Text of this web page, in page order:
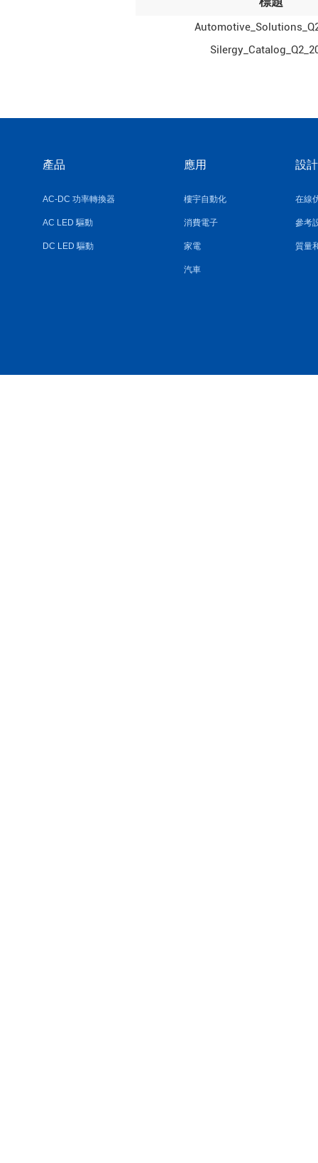
產品
AC-DC 功率轉換器
AC LED 驅動
DC LED 驅動
應用
樓宇自動化
消費電子
家電
汽車
設
在線
參考
質量